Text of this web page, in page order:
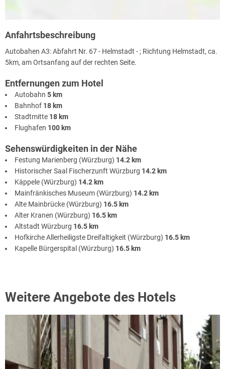
Anfahrtsbeschreibung
Autobahen A3: Abfahrt Nr. 67 - Helmstadt - ; Richtung Helmstadt, ca.
5km, am Ortsanfang auf der rechten Seite.
Entfernungen zum Hotel
Autobahn 5 km
Bahnhof 18 km
Stadtmitte 18 km
Flughafen 100 km
Sehenswürdigkeiten in der Nähe
Festung Marienberg (Würzburg) 14.2 km
Historischer Saal Fischerzunft Würzburg 14.2 km
Käppele (Würzburg) 14.2 km
Mainfränkisches Museum (Würzburg) 14.2 km
Alte Mainbrücke (Würzburg) 16.5 km
Alter Kranen (Würzburg) 16.5 km
Altstadt Würzburg 16.5 km
Hofkirche Allerheiligste Dreifaltigkeit (Würzburg) 16.5 km
Kapelle Bürgerspital (Würzburg) 16.5 km
Weitere Angebote des Hotels